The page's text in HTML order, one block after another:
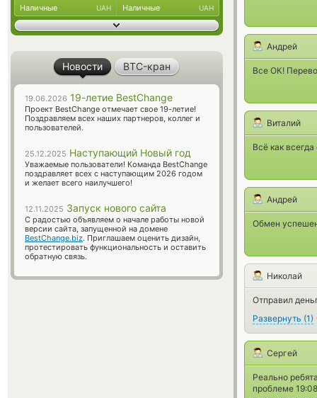
Андрей
Все ОК!
Виталий
Всё как
Андрей
Обмен
Николай
Отправил
Развернуть (1)
Сергей
Реально
проблеме
Наличные UAH Наличные UAH
Новости BTC-кран
19.06.2026 19-летие BestChange
Проект BestChange отмечает свое 19-летие!
Поздравляем всех наших партнеров, коллег и
пользователей.
25.12.2025 Наступающий Новый год
Уважаемые пользователи! Команда BestChange
поздравляет всех с наступающим 2026 годом
и желает всего наилучшего!
12.11.2025 Запуск нового сайта
С радостью объявляем о начале работы новой
версии сайта, запущенной на домене
BestChange.biz. Приглашаем оценить дизайн,
протестировать функциональность и оставить
обратную связь.